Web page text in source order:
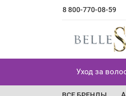
8 800-770-08-59
Уход за